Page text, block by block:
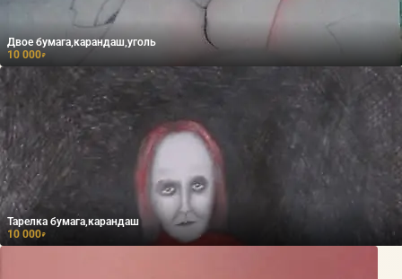
Двое бумага,карандаш,уголь
10 000₽
Тарелка бумага,карандаш
10 000₽